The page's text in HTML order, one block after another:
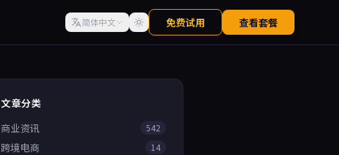
简体中文 免费试用 查看套餐
文章分类
商业资讯
542
跨境电商 14